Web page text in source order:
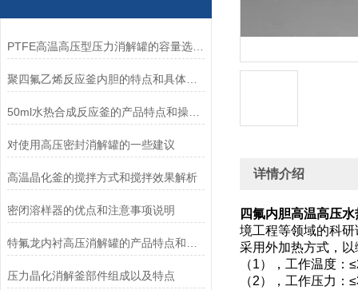
PTFE高温高压型压力消解罐的容量选择和操作注意事项
聚四氟乙烯反应釜内胆的特点和具体操作步骤是怎样的
50ml水热合成反应釜的产品特点和操作步骤
对使用高压密封消解罐的一些建议
高温晶化釜的搅拌方式和搅拌效果解析
密闭溶样器的优点和注意事项说明
压力晶化消解釜部件组成以及特点
详情介绍
四氟内胆高温高压
境工程等领域的科
采用外加热方式，
（1），工作温度：
（2），工作压力：